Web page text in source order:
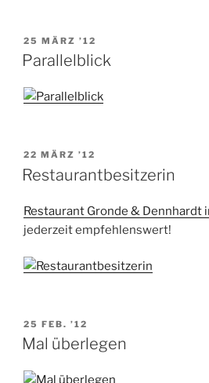
VERÖFFENTLICHT
AM
25 MÄRZ ’12
Parallelblick
VERÖFFENTLICHT
AM
22 MÄRZ ’12
Restaurantbesitzerin
Restaurant Gronde & Dennhardt
jederzeit empfehlenswert!
VERÖFFENTLICHT
AM
25 FEB. ’12
Mal überlegen